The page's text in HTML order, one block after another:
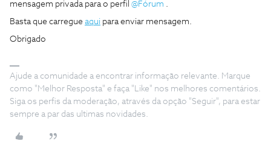
mensagem privada para o perfil @Fórum .
Basta que carregue aqui para enviar mensagem.
Obrigado
Ajude a comunidade a encontrar informação relevante. Marque
como "Melhor Resposta" e faça "Like" nos melhores comentários.
Siga os perfis da moderação, através da opção "Seguir", para estar
sempre a par das ultimas novidades.